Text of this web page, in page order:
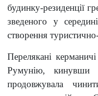
будинку-резиденції
зведеного у
створення
Перелякані
Румунію, кинувши
продовжувала